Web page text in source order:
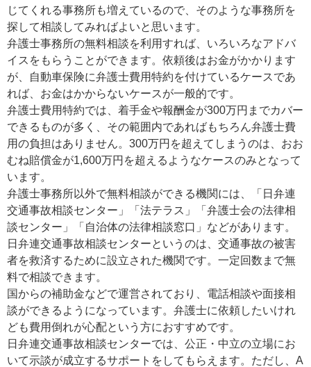
じてくれる事務所も増えているので、そのような事務所を
探して相談してみればよいと思います。
弁護士事務所の無料相談を利用すれば、いろいろなアドバ
イスをもらうことができます。依頼後はお金がかかります
が、自動車保険に弁護士費用特約を付けているケースであ
れば、お金はかからないケースが一般的です。
弁護士費用特約では、着手金や報酬金が300万円までカバー
できるものが多く、その範囲内であればもちろん弁護士費
用の負担はありません。300万円を超えてしまうのは、おお
むね賠償金が1,600万円を超えるようなケースのみとなって
います。
弁護士事務所以外で無料相談ができる機関には、「日弁連
交通事故相談センター」「法テラス」「弁護士会の法律相
談センター」「自治体の法律相談窓口」などがあります。
日弁連交通事故相談センターというのは、交通事故の被害
者を救済するために設立された機関です。一定回数まで無
料で相談できます。
国からの補助金などで運営されており、電話相談や面接相
談ができるようになっています。弁護士に依頼したいけれ
ども費用倒れが心配という方におすすめです。
日弁連交通事故相談センターでは、公正・中立の立場にお
いて示談が成立するサポートをしてもらえます。ただし、A